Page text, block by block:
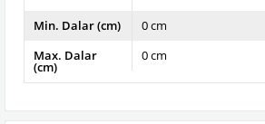
Min. Dalar (cm)
0 cm
Max. Dalar
(cm)
0 cm